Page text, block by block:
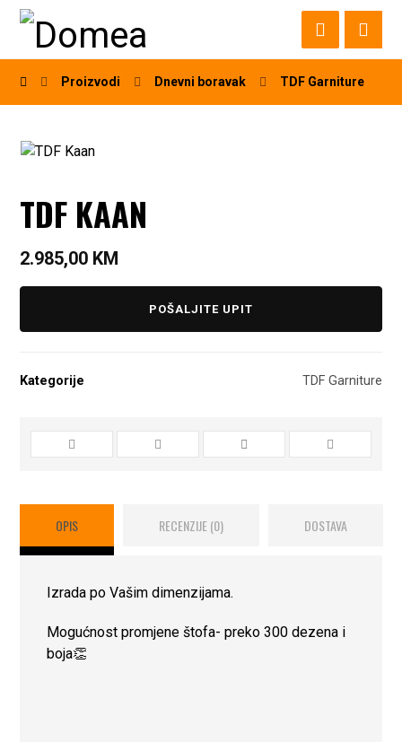
Proizvodi Dnevni boravak TDF Garniture
TDF KAAN
2.985,00 KM
POŠALJITE UPIT
Kategorije TDF Garniture
OPIS RECENZIJE (0) DOSTAVA
Izrada po Vašim dimenzijama.
Mogućnost promjene štofa- preko 300 dezena i
boja👏